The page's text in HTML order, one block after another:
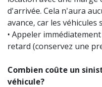
d'arrivée. Cela n'aura
avance, car les
• Appeler
retard (conservez une
Combien coûte un
véhicule?